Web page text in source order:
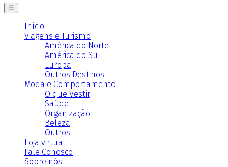
☰
Início
Viagens e Turismo
América do Norte
América do Sul
Europa
Outros Destinos
Moda e Comportamento
O que Vestir
Saúde
Organização
Beleza
Outros
Loja virtual
Fale Conosco
Sobre nós